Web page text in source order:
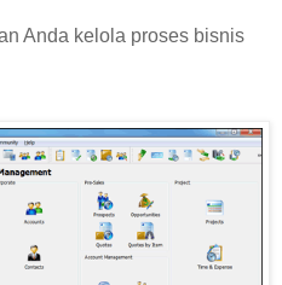
Anda kelola proses bisnis